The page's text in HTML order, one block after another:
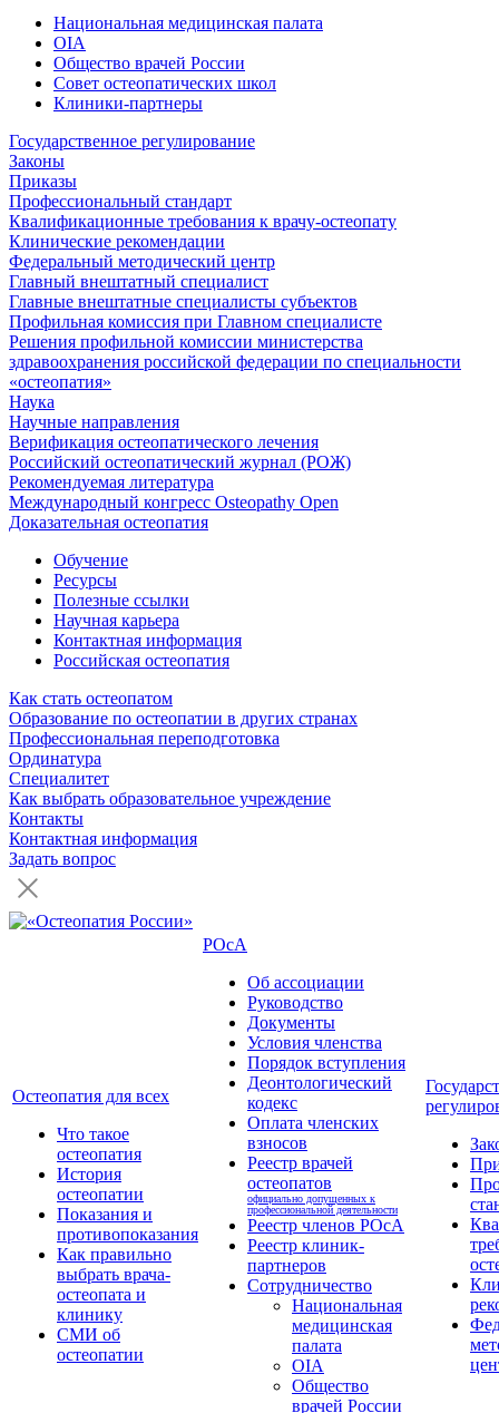
Национальная медицинская палата
OIA
Общество врачей России
Совет остеопатических школ
Клиники-партнеры
Государственное регулирование
Законы
Приказы
Профессиональный стандарт
Квалификационные требования к врачу-остеопату
Клинические рекомендации
Федеральный методический центр
Главный внештатный специалист
Главные внештатные специалисты субъектов
Профильная комиссия при Главном специалисте
Решения профильной комиссии министерства
здравоохранения российской федерации по специальности
«остеопатия»
Наука
Научные направления
Верификация остеопатического лечения
Российский остеопатический журнал (РОЖ)
Рекомендуемая литература
Международный конгресс Osteopathy Open
Доказательная остеопатия
Обучение
Ресурсы
Полезные ссылки
Научная карьера
Контактная информация
Российская остеопатия
Как стать остеопатом
Образование по остеопатии в других странах
Профессиональная переподготовка
Ординатура
Специалитет
Как выбрать образовательное учреждение
Контакты
Контактная информация
Задать вопрос
Остеопатия для всех
Что такое
остеопатия
История
остеопатии
Показания и
противопоказания
Как правильно
выбрать врача-
остеопата и
клинику
СМИ об
остеопатии
РОсА
Об ассоциации
Руководство
Документы
Условия членства
Порядок вступления
Деонтологический
кодекс
Оплата членских
взносов
Реестр врачей
остеопатов
официально допущенных к
профессиональной деятельности
Реестр членов РОсА
Реестр клиник-
партнеров
Сотрудничество
Национальная
медицинская
палата
OIA
Общество
врачей России